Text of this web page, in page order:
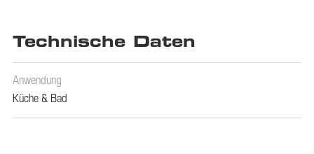
Technische Daten
Anwendung
Küche & Bad